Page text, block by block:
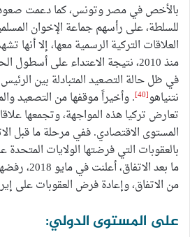
بالأخص في مصر وتونس، كما دعمت
للسلطة، على رأسهم جماعة الإخوان
العلاقات التركية الرسمية معها، إلا
منذ 2010، نتيجة الاعتداء على
في ظل حالة التصعيد المتبادلة بين
نتنياهو[40]
. وأخيراً موقفها من التصعيد
تعارض تركيا هذه المواجهة، وتجمعها
المستوى الاقتصادي. ففي مرحلة ما قبل
بالعقوبات التي فرضتها الولايات المتحدة
ما بعد
من الاتفاق، وإعادة فرض العقوبات على
على المستوى الدولي: